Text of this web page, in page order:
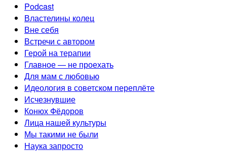
Podcast
Властелины колец
Вне себя
Встречи с автором
Герой на терапии
Главное — не проехать
Для мам с любовью
Идеология в советском переплёте
Исчезнувшие
Конюх Фёдоров
Лица нашей культуры
Мы такими не были
Наука запросто